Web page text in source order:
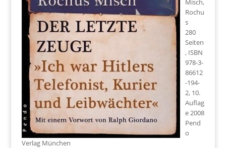
Misch,
Rochu
s
280
Seiten
, ISBN
978-3-
86612
-194-
2, 10.
Auflag
e 2008
Pend
o
Verlag München